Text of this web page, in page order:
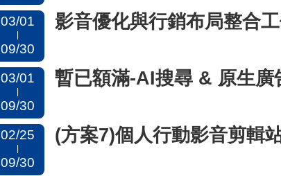
03/01
09/30
影音優化與行銷布局整合
03/01
09/30
02/25
09/30
(方案7)個人行動影音剪輯